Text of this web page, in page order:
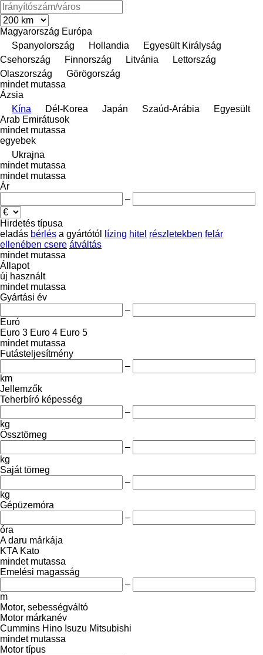
Magyarország Európa
Spanyolország
Hollandia
Egyesült Királyság
Csehország
Finnország Litvánia
Lettország
Olaszország
Görögország
mindet mutassa
Ázsia
Kína
Dél-Korea Japán Szaúd-Arábia
Egyesült
Arab Emirátusok
mindet mutassa
egyebek
Ukrajna
mindet mutassa
mindet mutassa
Ár
–
Hirdetés típusa
eladás bérlés a gyártótól lízing hitel részletekben felár
ellenében csere átváltás
mindet mutassa
Állapot
új használt
mindet mutassa
Gyártási év
–
Euró
Euro 3 Euro 4 Euro 5
mindet mutassa
Futásteljesítmény
–
km
Jellemzők
Teherbíró képesség
–
kg
Össztömeg
–
kg
Saját tömeg
–
kg
Gépüzemóra
–
óra
A daru márkája
KTA Kato
mindet mutassa
Emelési magasság
–
m
Motor, sebességváltó
Motor márkanév
Cummins Hino Isuzu Mitsubishi
mindet mutassa
Motor típus